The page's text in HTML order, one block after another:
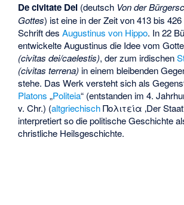
De civitate Dei (deutsch Von der
Gottes) ist eine in der Zeit von 413 bis
Schrift desAugustinus von Hippo. In 22
entwickelte Augustinus die Idee vom
(civitas dei/caelestis), der zum irdischen
(civitas terrena) in einem bleibenden
stehe. Das Werk versteht sich als
Platons „Politeia“ (entstanden im 4.
v. Chr.) (altgriechisch Πολιτεία ‚Der
interpretiert so die politische Geschichte
christliche Heilsgeschichte.